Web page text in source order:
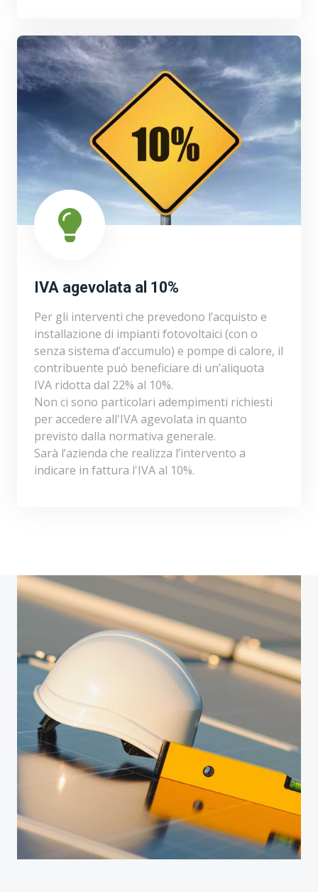
IVA agevolata al 10%
Per gli interventi che prevedono l’acquisto e
installazione di impianti fotovoltaici (con o
senza sistema d’accumulo) e pompe di calore, il
contribuente può beneficiare di un’aliquota
IVA ridotta dal 22% al 10%.
Non ci sono particolari adempimenti richiesti
per accedere all'IVA agevolata in quanto
previsto dalla normativa generale.
Sarà l’azienda che realizza l’intervento a
indicare in fattura l'IVA al 10%.